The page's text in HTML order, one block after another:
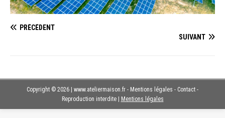
PRÉCÉDENT
SUIVANT
Copyright © 2026 | www.ateliermaison.fr - Mentions légales - Contact -
Reproduction interdite | Mentions légales